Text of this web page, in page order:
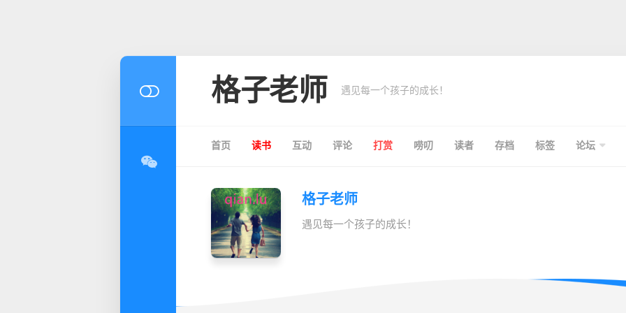
格子老师 遇见每一个孩子的成长！
首页 读书 互动 评论 打赏 唠叨 读者 存档 标签 论坛
格子老师
遇见每一个孩子的成长！